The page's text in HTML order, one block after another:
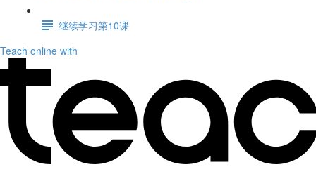
继续学习第10课
Teach online with